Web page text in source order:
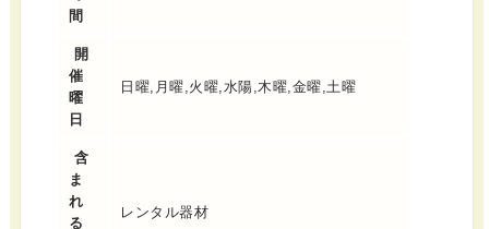
間
開
催
曜
日
日曜,月曜,火曜,水陽,木曜,金曜,土曜
含
ま
れ
る
レンタル器材